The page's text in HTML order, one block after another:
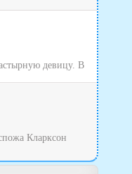
девицу. В
Кларксон